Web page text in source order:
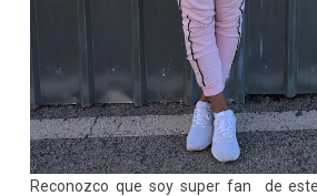
Reconozco que soy super fan de